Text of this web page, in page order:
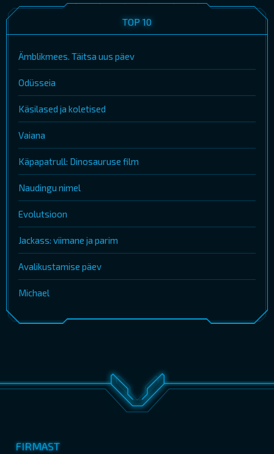
TOP 10
Ämblikmees. Täitsa uus päev
Odüsseia
Käsilased ja koletised
Vaiana
Käpapatrull: Dinosauruse film
Naudingu nimel
Evolutsioon
Jackass: viimane ja parim
Avalikustamise päev
Michael
FIRMAST